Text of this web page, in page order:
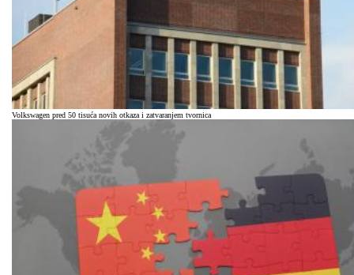
Volkswagen pred 50 tisuća novih otkaza i zatvaranjem tvornica